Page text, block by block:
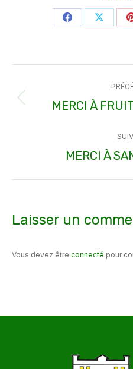
Partager
articleMERCI À
MERCI À
Laisser un
Vous devez être connecté pour